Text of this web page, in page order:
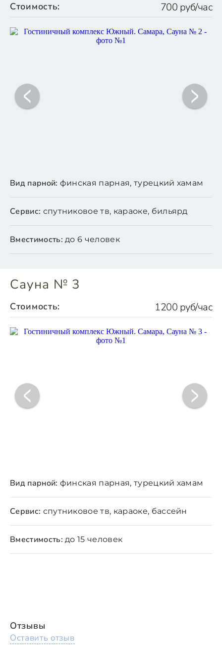
Стоимость: 700 руб/час
Вид парной: финская парная, турецкий хамам
Сервис: спутниковое тв, караоке, бильярд
Вместимость: до 6 человек
Сауна № 3
Стоимость: 1200 руб/час
Вид парной: финская парная, турецкий хамам
Сервис: спутниковое тв, караоке, бассейн
Вместимость: до 15 человек
Отзывы
Оставить отзыв